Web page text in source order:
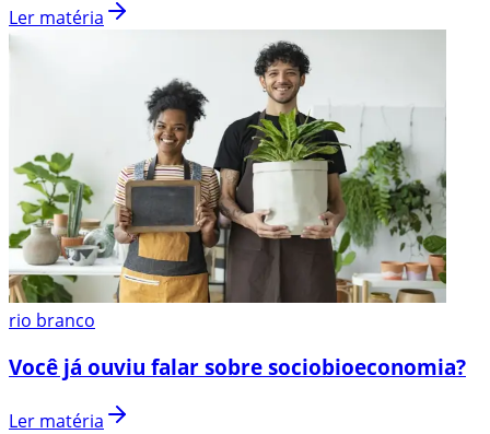
Ler matéria
rio branco
Você já ouviu falar sobre sociobioeconomia?
Ler matéria